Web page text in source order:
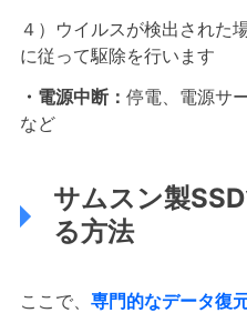
４）ウイルスが検出された
に従って駆除を行います
・電源中断： 停電、電源サ
など
サムスン製
る方法
ここで、 専門的なデータ復